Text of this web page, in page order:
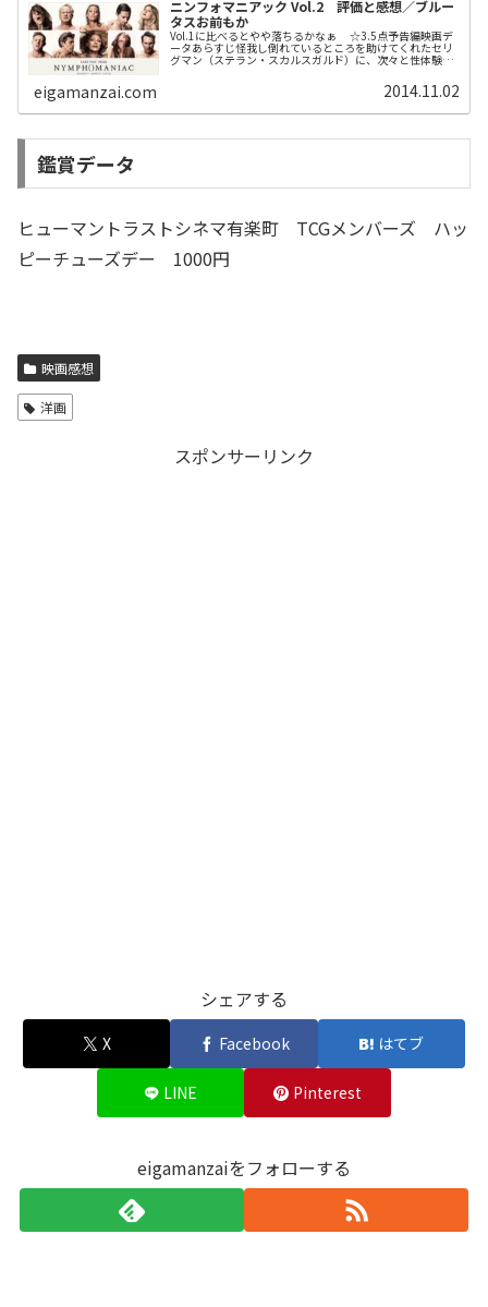
ニンフォマニアック Vol.2 評価と感想／ブルー
タスお前もか
Vol.1に比べるとやや落ちるかなぁ ☆3.5点予告編映画デ
ータあらすじ怪我し倒れているところを助けてくれたセリ
グマン（ステラン・スカルスガルド）に、次々と性体験を
重ねた自らの半生を赤裸々に語るジョー（シャルロット・
eigamanzai.com 2014.11.02
鑑賞データ
ヒューマントラストシネマ有楽町 TCGメンバーズ ハッ
ピーチューズデー 1000円
映画感想
洋画
スポンサーリンク
シェアする
X Facebook はてブ
LINE Pinterest
eigamanzaiをフォローする